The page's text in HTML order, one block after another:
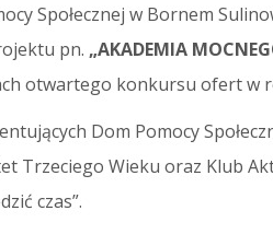
Społecznej w Bornem
pn. „AKADEMIA
otwartego konkursu ofert w
Dom Pomocy
Trzeciego Wieku oraz Klub
czas”.